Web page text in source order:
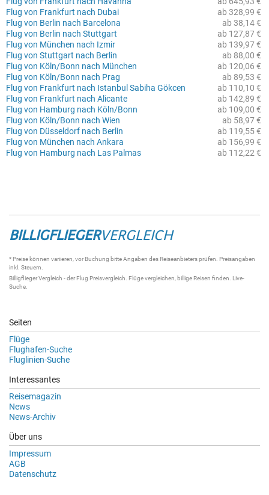
ab 328,99 €
Flug von Frankfurt nach Dubai
ab 38,14 €
Flug von Berlin nach Barcelona
ab 127,87 €
Flug von Berlin nach Stuttgart
ab 139,97 €
Flug von München nach Izmir
ab 88,00 €
Flug von Stuttgart nach Berlin
ab 120,06 €
Flug von Köln/Bonn nach München
ab 89,53 €
Flug von Köln/Bonn nach Prag
ab 110,10 €
Flug von Frankfurt nach Istanbul Sabiha Gökcen
ab 142,89 €
Flug von Frankfurt nach Alicante
ab 109,00 €
Flug von Hamburg nach Köln/Bonn
ab 58,97 €
Flug von Köln/Bonn nach Wien
ab 119,55 €
Flug von Düsseldorf nach Berlin
ab 156,99 €
Flug von München nach Ankara
ab 112,22 €
Flug von Hamburg nach Las Palmas
BILLIGFLIEGERVERGLEICH
* Preise können variieren, vor Buchung bitte Angaben des Reiseanbieters prüfen. Preisangaben
inkl. Steuern.
Billigflieger Vergleich - derFlug Preisvergleich Flüge vergleichen , billige Reisen finden. Live-
Suche
Seiten
Flüge
Flughafen-Suche
Fluglinien-Suche
Interessantes
Reisemagazin
News
News-Archiv
Über uns
Impressum
AGB
Datenschutz